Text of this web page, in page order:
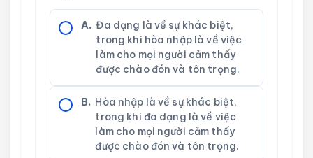
A. Đa dạng là về sự khác biệt,
trong khi hòa nhập là về việc
làm cho mọi người cảm thấy
được chào đón và tôn trọng.
B. Hòa nhập là về sự khác biệt,
trong khi đa dạng là về việc
làm cho mọi người cảm thấy
được chào đón và tôn trọng.